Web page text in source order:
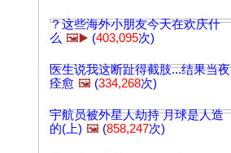
？这些海外小朋友今天在欢庆什
么 🖼️▶️ (403,095次)
医生说我这断趾得截肢...结果当夜
痊愈 🖼️ (334,268次)
宇航员被外星人劫持 月球是人造
的(上) 🖼️ (858,247次)